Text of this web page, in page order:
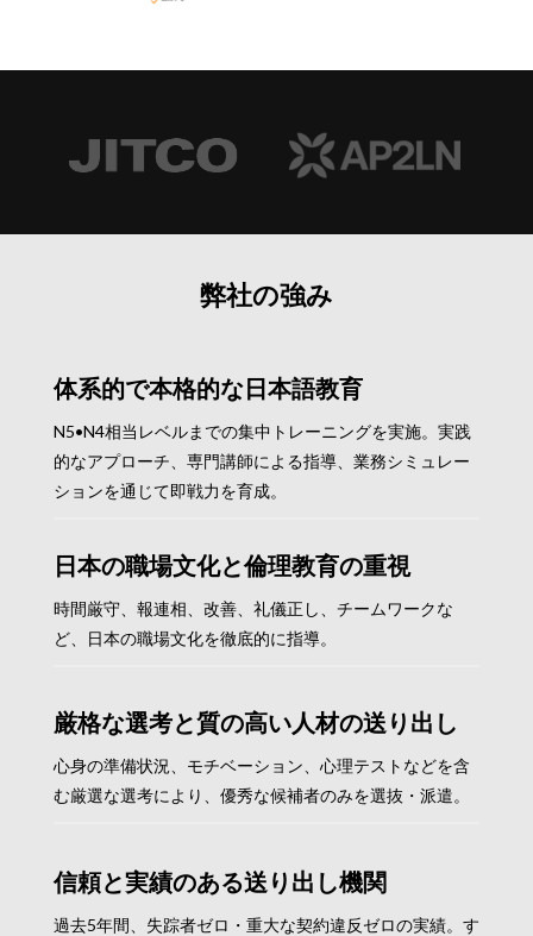
弊社の強み
体系的で本格的な日本語教育
N5•N4相当レベルまでの集中トレーニングを実施。実践
的なアプローチ、専門講師による指導、業務シミュレー
ションを通じて即戦力を育成。
日本の職場文化と倫理教育の重視
時間厳守、報連相、改善、礼儀正し、チームワークな
ど、日本の職場文化を徹底的に指導。
厳格な選考と質の高い人材の送り出し
心身の準備状況、モチベーション、心理テストなどを含
む厳選な選考により、優秀な候補者のみを選抜・派遣。
信頼と実績のある送り出し機関
過去5年間、失踪者ゼロ・重大な契約違反ゼロの実績。す